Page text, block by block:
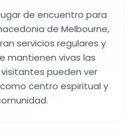
de encuentro para
de Melbourne,
servicios regulares y
mantienen vivas las
pueden ver
centro espiritual y